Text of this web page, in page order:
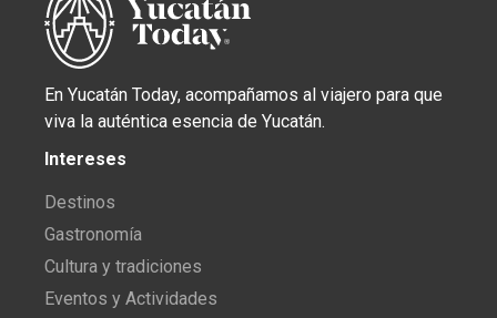
En Yucatán Today, acompañamos al viajero para que
viva la auténtica esencia de Yucatán.
Intereses
Destinos
Gastronomía
Cultura y tradiciones
Eventos y Actividades